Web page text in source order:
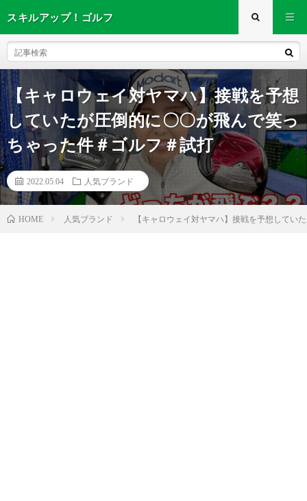
スキルアップ！ゴルフ
【キャロウェイ対ヤマハ】接戦を予想
していたが圧倒的に〇〇が飛んで笑っ
ちゃった件＃ゴルフ＃試打
2022.05.04 人気ブランド
HOME 人気ブランド 【キャロウェイ対ヤマハ】接戦を予想してい